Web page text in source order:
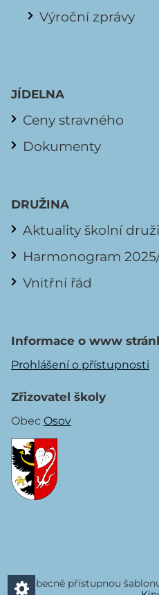
Výroční zprávy
JÍDELNA
Ceny stravného
Dokumenty
DRUŽINA
Aktuality školní
Harmonogram
Vnitřní řád
Informace o www
Prohlášení o přístupnosti
Zřizovatel školy
Obec Osov
Všeobecně přístupnou